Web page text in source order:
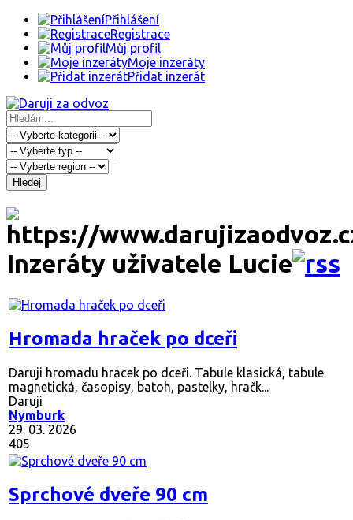
Přihlášení
Registrace
Můj profil
Moje inzeráty
Přidat inzerát
Hledej
Inzeráty uživatele Lucie
Hromada hraček po dceři
Daruji hromadu hracek po dceři. Tabule klasická, tabule
magnetická, časopisy, batoh, pastelky, hračk...
Daruji
Nymburk
29. 03. 2026
405
Sprchové dveře 90 cm